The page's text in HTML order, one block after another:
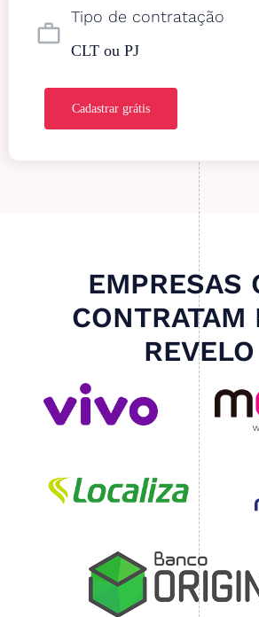
work_outline
Tipo de contratação
CLT ou PJ
Cadastrar grátis
EMPRESAS
CONTRATAM
REVELO